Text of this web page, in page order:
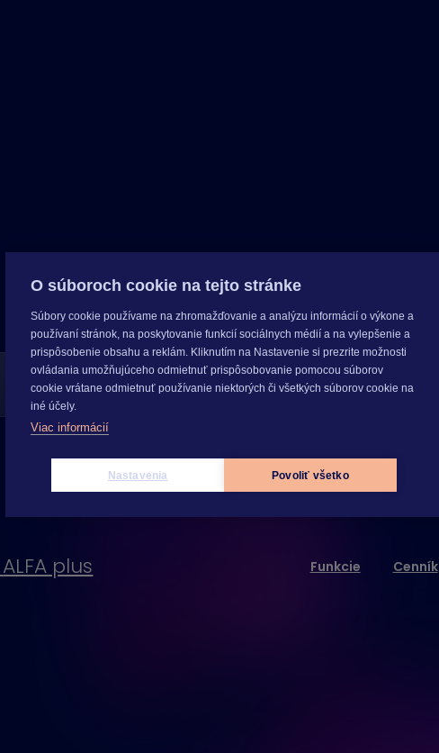
ALFA plus Funkcie Cenník
O súboroch cookie na tejto stránke
Súbory cookie používame na zhromažďovanie a analýzu informácií o výkone a
používaní stránok, na poskytovanie funkcií sociálnych médií a na vylepšenie a
prispôsobenie obsahu a reklám. Kliknutím na Nastavenie si prezrite možnosti
ovládania umožňujúceho odmietnuť prispôsobovanie pomocou súborov
cookie vrátane odmietnuť používanie niektorých či všetkých súborov cookie na
iné účely.
Viac informácií
Nastavenia Povoliť všetko